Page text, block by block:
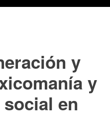
y
y
en